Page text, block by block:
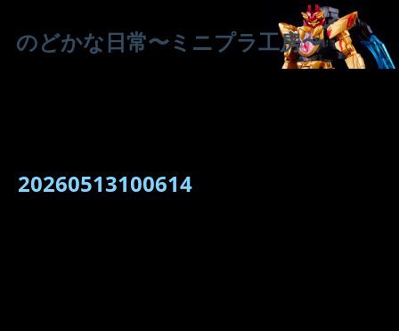
のどかな日常〜ミニプラ工房〜
20260513100614